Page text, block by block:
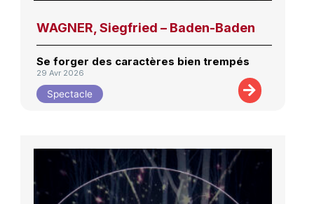
WAGNER, Siegfried – Baden-Baden
Se forger des caractères bien trempés
29 Avr 2026
Spectacle